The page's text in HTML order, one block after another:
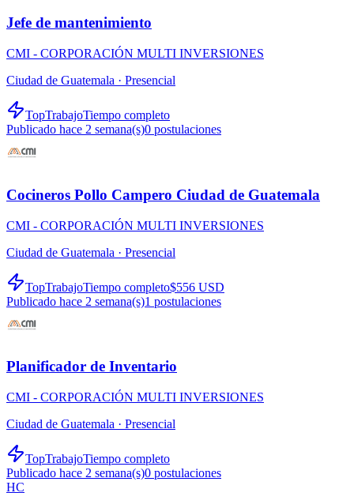
Jefe de mantenimiento
CMI - CORPORACIÓN MULTI INVERSIONES
Ciudad de Guatemala · Presencial
TopTrabajoTiempo completo
Publicado hace 2 semana(s)0 postulaciones
Cocineros Pollo Campero Ciudad de Guatemala
CMI - CORPORACIÓN MULTI INVERSIONES
Ciudad de Guatemala · Presencial
TopTrabajoTiempo completo$556 USD
Publicado hace 2 semana(s)1 postulaciones
Planificador de Inventario
CMI - CORPORACIÓN MULTI INVERSIONES
Ciudad de Guatemala · Presencial
TopTrabajoTiempo completo
Publicado hace 2 semana(s)0 postulaciones
HC